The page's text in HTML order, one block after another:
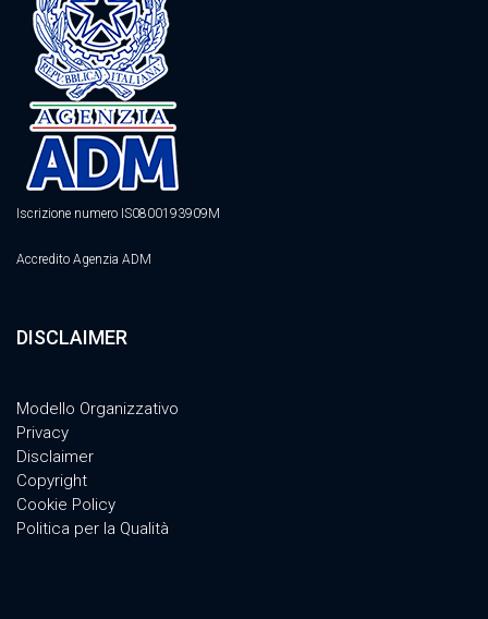
Iscrizione numero IS0800193909M
Accredito Agenzia ADM
DISCLAIMER
Modello Organizzativo
Privacy
Disclaimer
Copyright
Cookie Policy
Politica per la Qualità